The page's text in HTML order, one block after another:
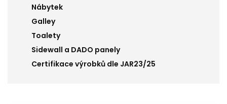
Nábytek
Galley
Toalety
Sidewall a DADO panely
Certifikace výrobků dle JAR23/25